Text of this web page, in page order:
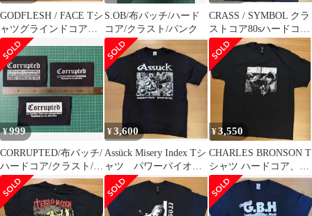
GODFLESH / FACE Tシ
ャツグラインドコア、
80sハードコア
S.OB/布パッチ/ハード
コア/クラスト/パンク
CRASS / SYMBOL クラ
ストコア80sハードコア
アナーコパンク
¥999
CORRUPTED/布パッチ/
ハードコア/クラスト/パ
ンク
¥3,600
Assück Misery Index Tシ
ャツ パワーバイオレ
ンス
¥3,550
CHARLES BRONSON T
シャツ ハードコア、パ
ワーヴァイオレンス